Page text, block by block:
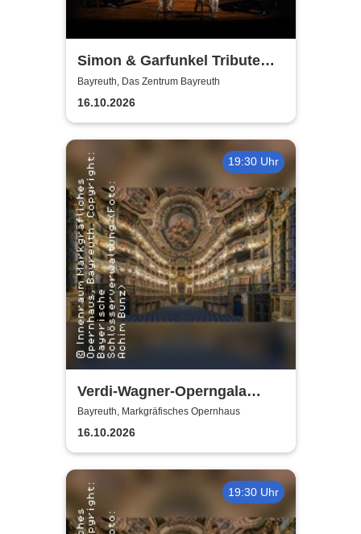
Simon & Garfunkel Tribute
meets Classic - Duo
Graceland
Bayreuth, Das Zentrum Bayreuth
16.10.2026
19:30 Uhr
Verdi-Wagner-Operngala
(Zusatzkonzert) - präsentiert
von Opera Classica Europa
Bayreuth, Markgräfisches Opernhaus
16.10.2026
19:30 Uhr